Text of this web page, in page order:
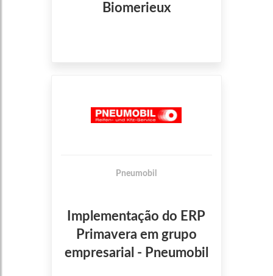
Biomerieux
Pneumobil
Implementação do ERP
Primavera em grupo
empresarial - Pneumobil